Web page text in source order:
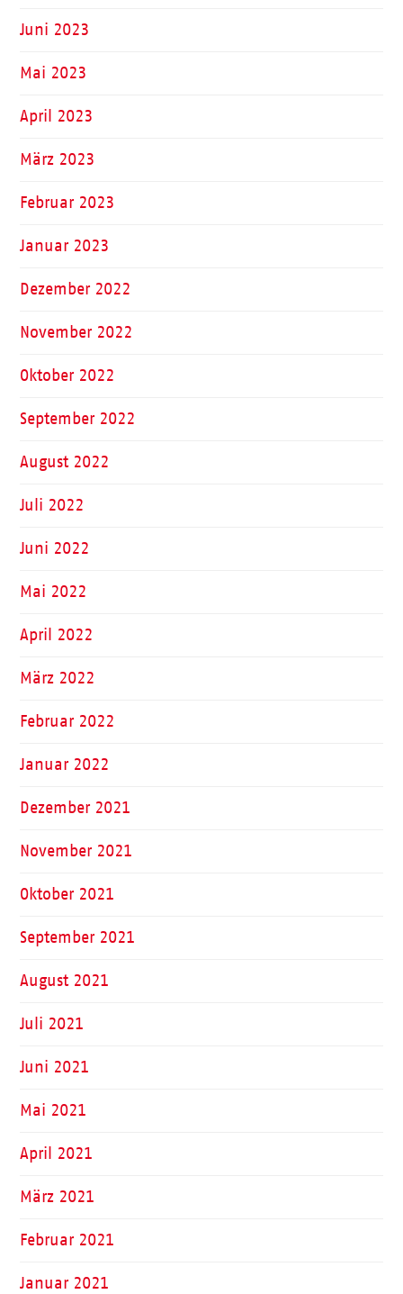
Juni 2023
Mai 2023
April 2023
März 2023
Februar 2023
Januar 2023
Dezember 2022
November 2022
Oktober 2022
September 2022
August 2022
Juli 2022
Juni 2022
Mai 2022
April 2022
März 2022
Februar 2022
Januar 2022
Dezember 2021
November 2021
Oktober 2021
September 2021
August 2021
Juli 2021
Juni 2021
Mai 2021
April 2021
März 2021
Februar 2021
Januar 2021